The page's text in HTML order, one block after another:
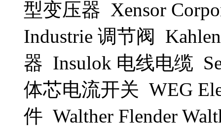
型变压器 Xensor
Industrie 调节阀
器 Insulok 电线电缆
体芯电流开关 WEG
件 Walther Flender